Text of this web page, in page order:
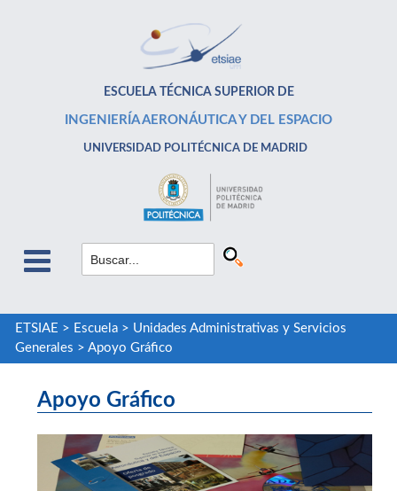
ESCUELA TÉCNICA SUPERIOR DE
INGENIERÍA AERONÁUTICA Y DEL ESPACIO
UNIVERSIDAD POLITÉCNICA DE MADRID
ETSIAE > Escuela> Unidades Administrativas y Servicios
Generales > Apoyo Gráfico
Apoyo Gráfico